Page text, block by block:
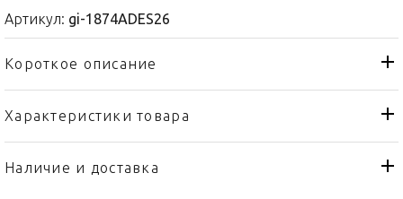
Артикул: gi-1874ADES26
Короткое описание
Характеристики товара
Тип товара
Тарелка
Бренд
Наличие и доставка